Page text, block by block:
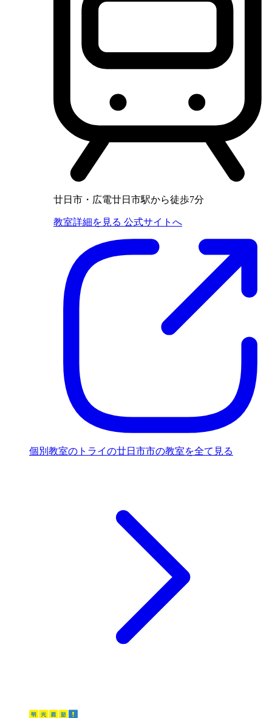
廿日市・広電廿日市駅から徒歩7分
教室詳細を見る 公式サイトへ
個別教室のトライの廿日市市の教室を全て見る